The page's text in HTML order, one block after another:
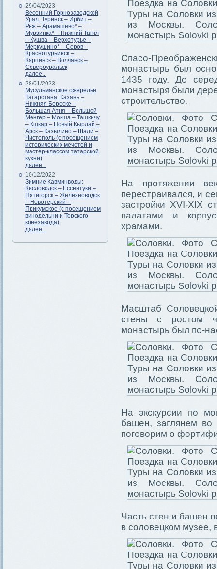
29/04/2023
Весенний Горнозаводской
Урал: Туринск – Ирбит –
Реж – Арамашево* –
Мурзинка* – Нижний Тагил
– Кушва – Верхотурье –
Меркушино* – Серов –
Краснотурьинск –
Карпинск – Волчанск –
Североуральск
далее...
28/01/2023
Мусульманское ожерелье
Татарстана: Казань –
Нижняя Береске –
Большая Атня – Большой
Менгер – Мокша – Ташкичу
– Кшкар – Новый Кырлай –
Арск – Казылино – Шали –
Чистополь (с посещением
исторических мечетей и
мастер-классом татарской
кухни)
далее...
10/12/2022
Зимние Кавминводы:
Кисловодск – Ессентуки –
Пятигорск – Железноводск
– Новотерский –
Прикумское (с посещением
винодельни и Терского
конезавода)
далее...
Спасо-
монастырь был
1435 году. До
монастыря были
строительство.
На протяжении
перестраивался, и
застройки XVI-XIX
палатами и
храмами.
Масштаб
стены с ростом
монастырь был по-
На экскурсии по
башен, заглянем во
поговорим о
Часть стен и башен
в соловецком музее,